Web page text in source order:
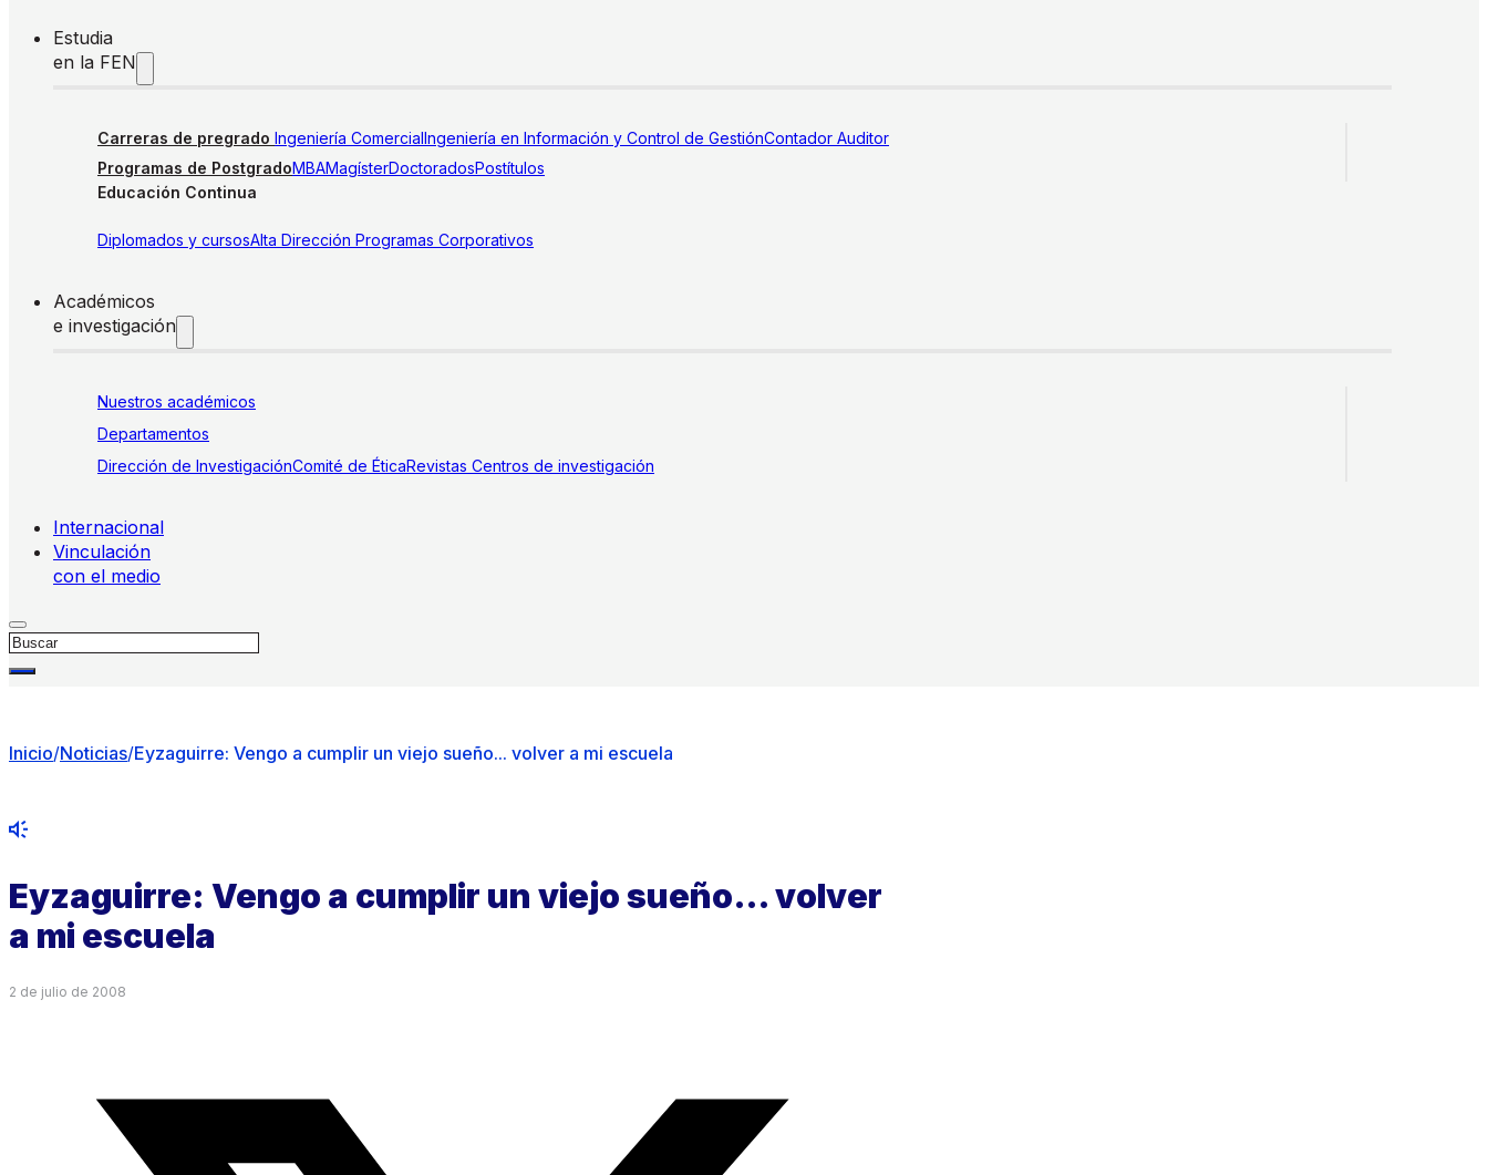
Estudia
en la FEN
Carreras de pregrado Ingeniería ComercialIngeniería en Información y Control de GestiónContador Auditor
Programas de PostgradoMBAMagísterDoctoradosPostítulos
Educación Continua
Diplomados y cursosAlta Dirección Programas Corporativos
Académicos
e investigación
Nuestros académicos
Departamentos
Dirección de InvestigaciónComité de ÉticaRevistas Centros de investigación
Internacional
Vinculación
con el medio
Buscar
Inicio/Noticias/Eyzaguirre: Vengo a cumplir un viejo sueño... volver a mi escuela
Eyzaguirre: Vengo a cumplir un viejo sueño… volver
a mi escuela
2 de julio de 2008